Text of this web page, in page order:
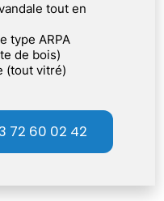
de bois)
(tout vitré)
72 60 02 42